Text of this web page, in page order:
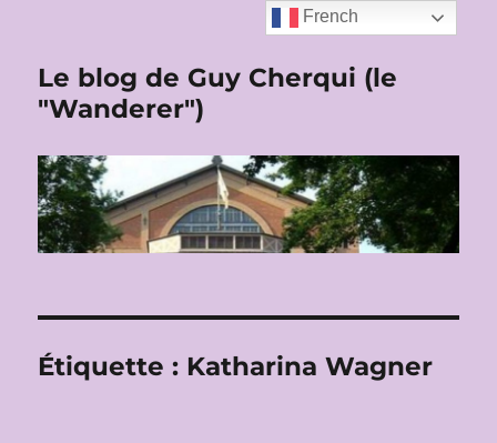
Le blog de Guy Cherqui (le
"Wanderer")
Étiquette : Katharina Wagner
French